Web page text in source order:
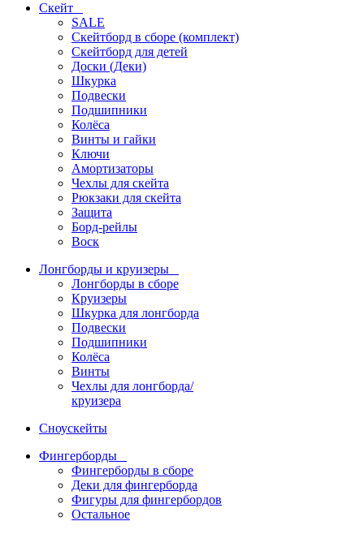
Скейт
SALE
Скейтборд в сборе (комплект)
Скейтборд для детей
Доски (Деки)
Шкурка
Подвески
Подшипники
Колёса
Винты и гайки
Ключи
Амортизаторы
Чехлы для скейта
Рюкзаки для скейта
Защита
Борд-рейлы
Воск
Лонгборды и круизеры
Лонгборды в сборе
Круизеры
Шкурка для лонгборда
Подвески
Подшипники
Колёса
Винты
Чехлы для лонгборда/
круизера
Сноускейты
Фингерборды
Фингерборды в сборе
Деки для фингерборда
Фигуры для фингербордов
Остальное